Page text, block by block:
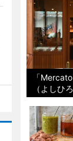
「
（よしひ